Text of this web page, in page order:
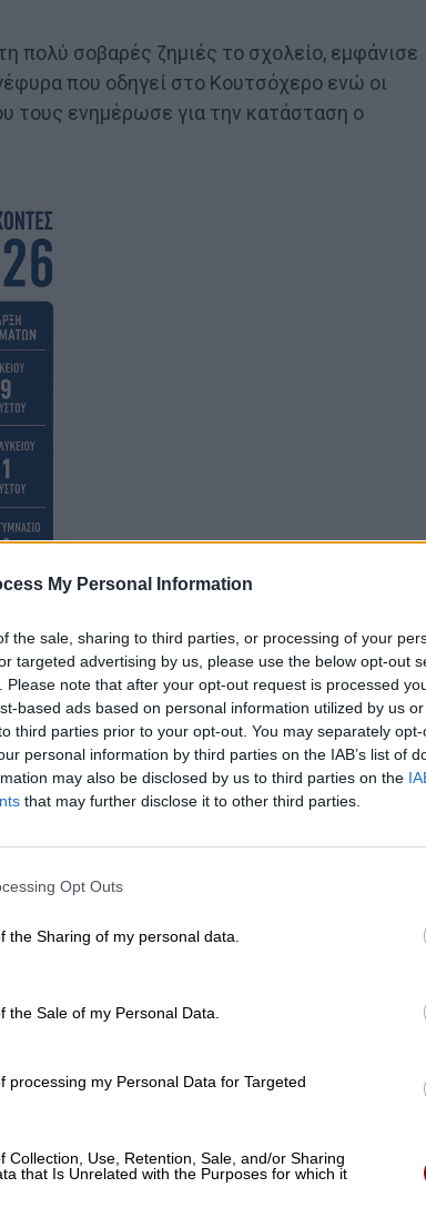
My Personal Information
the sale, sharing to third parties, or processing of your
targeted advertising by us, please use the below opt-out
Please note that after your opt-out request is processed
based ads based on personal information utilized by us
third parties prior to your opt-out. You may separately
personal information by third parties on the IAB’s list of
may also be disclosed by us to third parties on the
that may further disclose it to other third parties.
Opt Outs
the Sharing of my personal data.
the Sale of my Personal Data.
processing my Personal Data for Targeted
Collection, Use, Retention, Sale, and/or Sharing
that Is Unrelated with the Purposes for which it
πολύ σοβαρές ζημιές το σχολείο, εμφάνισε
που οδηγεί στο Κουτσόχερο ενώ οι
τους ενημέρωσε για την κατάσταση ο